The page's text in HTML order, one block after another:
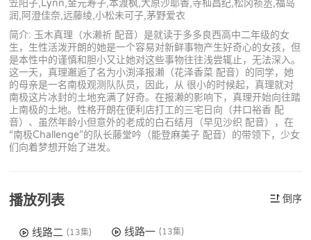
笠阳子,Lynn,金元寿子,本渡枫,大原沙耶香,寺杣昌纪,松冈祯丞,福岛
润,阿澄佳奈,远藤绫,小松未可子,茅野爱衣
简介: 玉木真理（水濑祈 配音）是就读于多多良西高中二年级的女
生，生性活泼开朗的她是一个容易对新鲜事物产生好奇心的女孩，但
是本性中的谨慎和胆小又让她对这些事物往往浅尝辄止，无法深入。
这一天，真理邂逅了名为小渕泽报濑（花泽香菜 配音）的同学，她
的母亲是一名南极观测队队员，因此，从 很小的时候起，真理就对
南极这片冰封的土地充满了好奇。在报濑的影响下，真理开始向往踏
上南极的土地。性格开朗在便利店打工的三宅日向（井口裕香 配
音）、虽然年龄小但意外的老成的白石结月（早见沙织 配音），在
“南极Challenge”的队长藤堂吟（能登麻美子 配音）的带领下，少女
们向着梦想开始了进发。
播放列表 倒序
线路二 (13集) 线路一 (13集)